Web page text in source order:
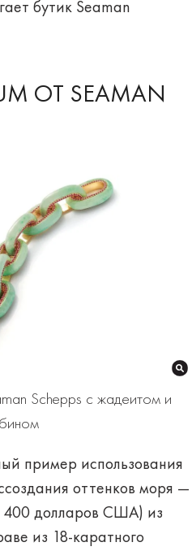
бутик Seaman
ОТ SEAMAN
Schepps с жадеитом и
пример использования
оттенков моря —
400 долларов США) из
из 18-каратного